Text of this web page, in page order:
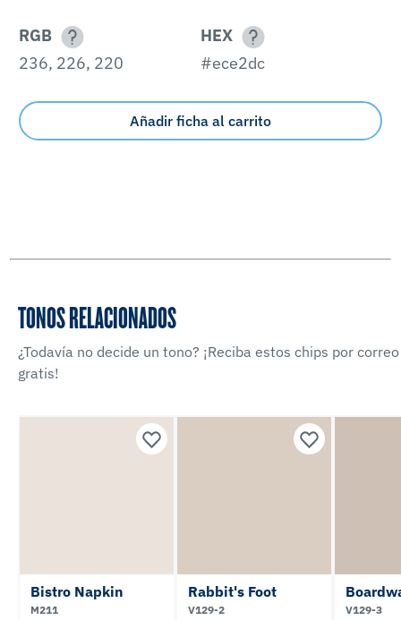
RGB
236, 226, 220
HEX
#ece2dc
Añadir ficha al carrito
TONOS RELACIONADOS
¿Todavía no decide un tono? ¡Reciba estos chips por correo
gratis!
Bistro Napkin
M211
Rabbit's Foot
V129-2 V129-3